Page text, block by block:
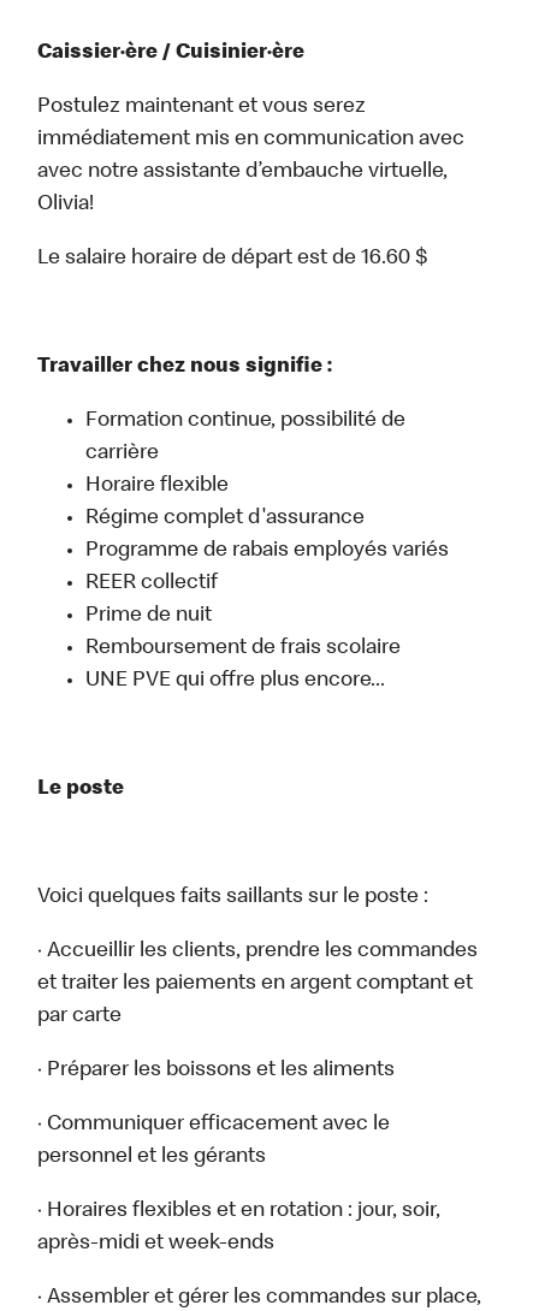
Caissier·ère / Cuisinier·ère
Postulez maintenant et vous serez
immédiatement mis en communication avec
avec notre assistante d’embauche virtuelle,
Olivia!
Le salaire horaire de départ est de 16.60 $
Travailler chez nous signifie :
Formation continue, possibilité de
carrière
Horaire flexible
Régime complet d'assurance
Programme de rabais employés variés
REER collectif
Prime de nuit
Remboursement de frais scolaire
UNE PVE qui offre plus encore...
Le poste
Voici quelques faits saillants sur le poste :
· Accueillir les clients, prendre les commandes
et traiter les paiements en argent comptant et
par carte
· Préparer les boissons et les aliments
· Communiquer efficacement avec le
personnel et les gérants
· Horaires flexibles et en rotation : jour, soir,
après-midi et week-ends
· Assembler et gérer les commandes sur place,